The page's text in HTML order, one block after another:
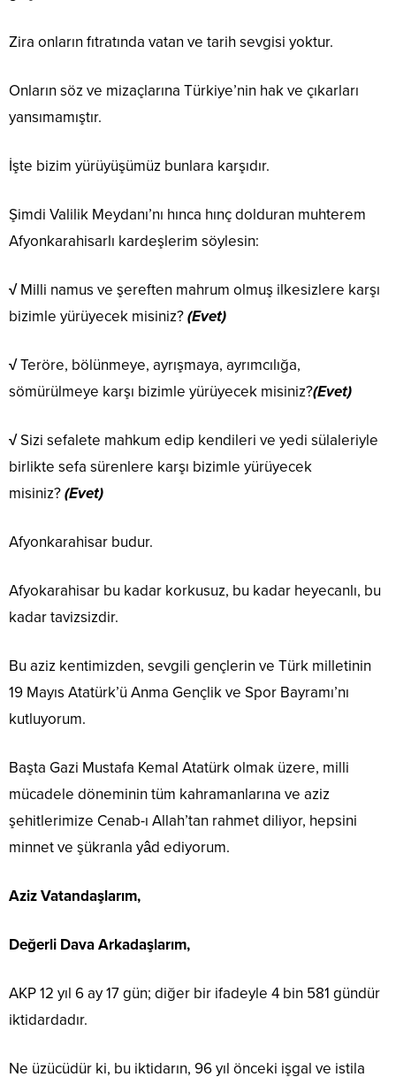
Zira onların fıtratında vatan ve tarih sevgisi yoktur.
Onların söz ve mizaçlarına Türkiye’nin hak ve çıkarları
yansımamıştır.
İşte bizim yürüyüşümüz bunlara karşıdır.
Şimdi Valilik Meydanı’nı hınca hınç dolduran muhterem
Afyonkarahisarlı kardeşlerim söylesin:
√Milli namus ve şereften mahrum olmuş ilkesizlere karşı
bizimle yürüyecek misiniz?(Evet)
√Teröre, bölünmeye, ayrışmaya, ayrımcılığa,
sömürülmeye karşı bizimle yürüyecek misiniz?(Evet)
√Sizi sefalete mahkum edip kendileri ve yedi sülaleriyle
birlikte sefa sürenlere karşı bizimle yürüyecek
misiniz?(Evet)
Afyonkarahisar budur.
Afyokarahisar bu kadar korkusuz, bu kadar heyecanlı, bu
kadar tavizsizdir.
Bu aziz kentimizden, sevgili gençlerin ve Türk milletinin
19 Mayıs Atatürk’ü Anma Gençlik ve Spor Bayramı’nı
kutluyorum.
Başta Gazi Mustafa Kemal Atatürk olmak üzere, milli
mücadele döneminin tüm kahramanlarına ve aziz
şehitlerimize Cenab-ı Allah’tan rahmet diliyor, hepsini
minnet ve şükranla yâd ediyorum.
Aziz Vatandaşlarım,
Değerli Dava Arkadaşlarım,
AKP 12 yıl 6 ay 17 gün; diğer bir ifadeyle 4 bin 581 gündür
iktidardadır.
Ne üzücüdür ki, bu iktidarın, 96 yıl önceki işgal ve istila